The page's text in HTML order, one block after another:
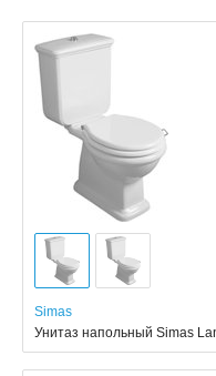
Simas
Унитаз напольный Simas